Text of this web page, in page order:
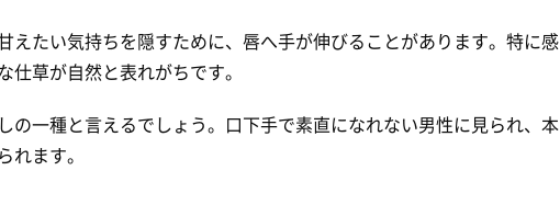
えたい気持ちを隠すために、唇へ手が伸びることがあります。特に感
草が自然と表れがちです。
の一種と言えるでしょう。口下手で素直になれない男性に見られ、本
ます。